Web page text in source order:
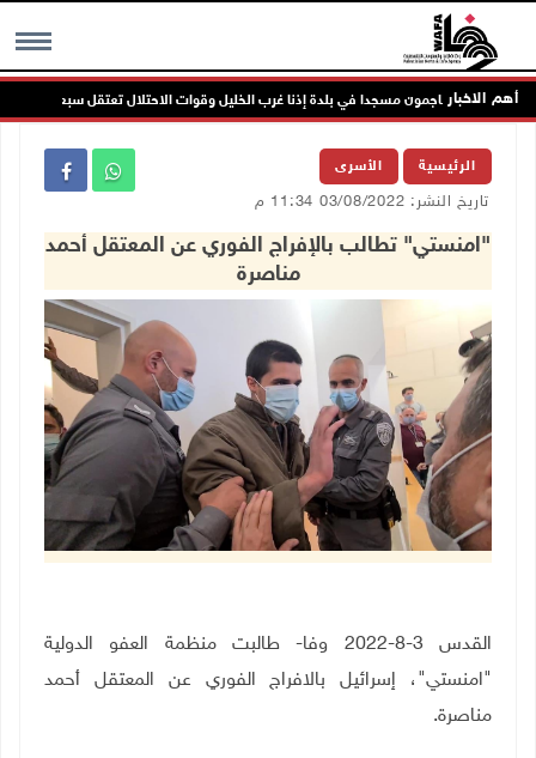
MENU أهم الاخباريهاجمون مسجدا في بلدة إذنا غرب الخليل وقوات الاحتلال تعتقل سبعة مواطنين
الرئيسية الأسرى
تاريخ النشر: 03/08/2022 11:34 م
"امنستي" تطالب بالإفراج الفوري عن المعتقل أحمد
مناصرة
القدس 3-8-2022 وفا- طالبت منظمة العفو الدولية
"امنستي"، إسرائيل بالافراج الفوري عن المعتقل أحمد
مناصرة.